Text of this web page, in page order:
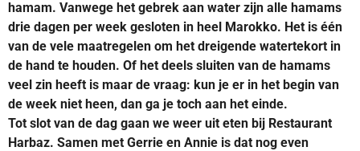
hamam. Vanwege het gebrek aan water zijn alle hamams
drie dagen per week gesloten in heel Marokko. Het is één
van de vele maatregelen om het dreigende watertekort in
de hand te houden. Of het deels sluiten van de hamams
veel zin heeft is maar de vraag: kun je er in het begin van
de week niet heen, dan ga je toch aan het einde.
Tot slot van de dag gaan we weer uit eten bij Restaurant
Harbaz. Samen met Gerrie en Annie is dat nog even